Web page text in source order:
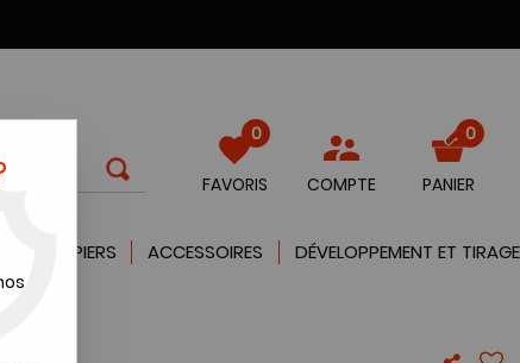
0
FAVORIS COMPTE
0
PANIER
PAPIERS ACCESSOIRES DÉVELOPPEMENT ET TIRAGE